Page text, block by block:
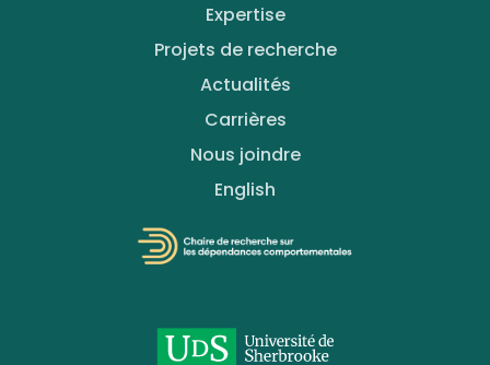
Expertise
Projets de recherche
Actualités
Carrières
Nous joindre
English